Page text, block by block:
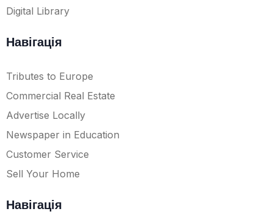
Digital Library
Навігація
Tributes to Europe
Commercial Real Estate
Advertise Locally
Newspaper in Education
Customer Service
Sell Your Home
Навігація